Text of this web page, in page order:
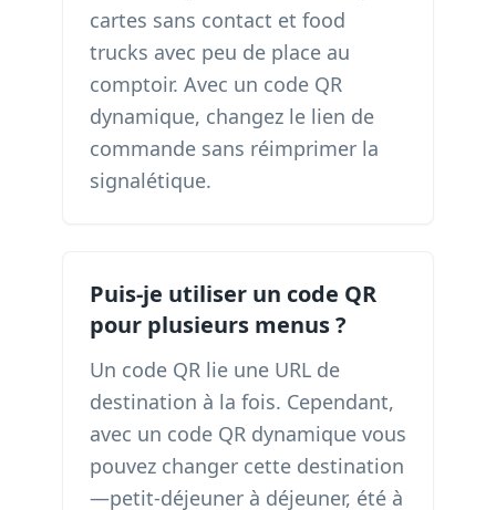
cartes sans contact et food
trucks avec peu de place au
comptoir. Avec un code QR
dynamique, changez le lien de
commande sans réimprimer la
signalétique.
Puis-je utiliser un code QR
pour plusieurs menus ?
Un code QR lie une URL de
destination à la fois. Cependant,
avec un code QR dynamique vous
pouvez changer cette destination
—petit-déjeuner à déjeuner, été à